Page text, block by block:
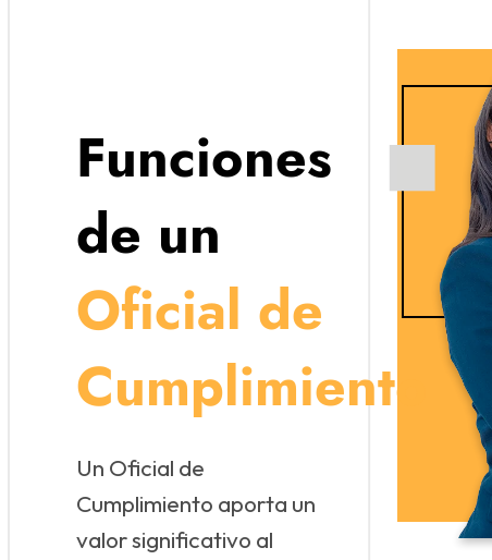
Funciones
de un
Oficial de
Cumplimiento
Un Oficial de
Cumplimiento aporta un
valor significativo al
de Cumplimiento:
ante el ente de control el cumplimiento de las
en materia de prevención de LAFT, según los
de Cumplimiento